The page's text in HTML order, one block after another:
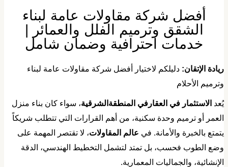
أفضل شركة مقاولات عامة لبناء
الشقق وترميم الفلل والعمائر |
خدمات احترافية وضمان شامل
الإتقان:دليلكم لاختيار أفضل شركة مقاولات عامة لبناء
الأحلام
الاستثمار في العقارفي المنطقةالشرقية، سواء كان بناء منزل
أو ترميم وحدة سكنية، من أهم القرارات التي تتطلب شريكاً
بالخبرة والأمانة. فيعالم المقاولات، لا تقتصر المهمة على
الطوب فحسب، بل تمتد لتشمل التخطيط الهندسي، الدقة
والجماليات المعمارية.